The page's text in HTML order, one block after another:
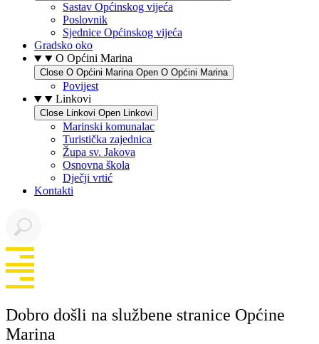
Sastav Općinskog vijeća
Poslovnik
Sjednice Općinskog vijeća
Gradsko oko
O Općini Marina
Close O Općini Marina Open O Općini Marina
Povijest
Linkovi
Close Linkovi Open Linkovi
Marinski komunalac
Turistička zajednica
Župa sv. Jakova
Osnovna škola
Dječji vrtić
Kontakti
Dobro došli na službene stranice Općine
Marina